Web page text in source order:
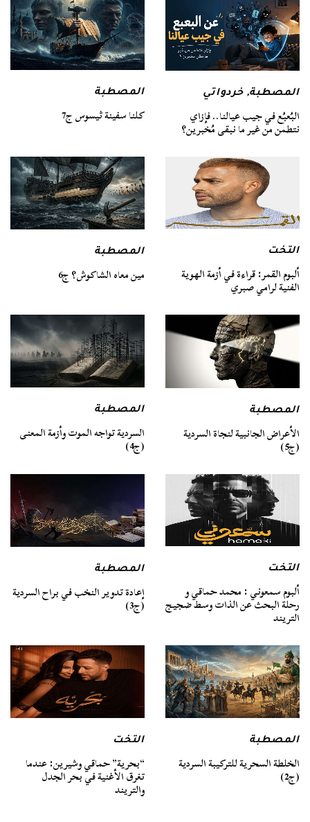
المصطبة,خردواتي
البُعبُع في جيب عيالنا.. فإزاي
نتطمن من غير ما نبقى مُخبرين؟
المصطبة
كلنا سفينة ثيسوس ج7
التخت
ألبوم القمر: قراءة في أزمة الهوية
الفنية لرامي صبري
المصطبة
مين معاه الشاكوش؟ ج6
المصطبة
الأعراض الجانبية لنجاة السردية
(ج5)
المصطبة
السردية تواجه الموت وأزمة المعنى
(ج4)
التخت
ألبوم سمعوني : محمد حماقي و
رحلة البحث عن الذات وسط ضجيج
التريند
المصطبة
إعادة تدوير النخب في براح السردية
(ج3)
المصطبة
الخلطة السحرية للتركيبة السردية
(ج2)
التخت
“بحرية” حماقي وشيرين: عندما
تغرق الأغنية في بحر الجدل
والتريند